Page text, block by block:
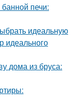
печи:
идеальную
идеального
дома из бруса: